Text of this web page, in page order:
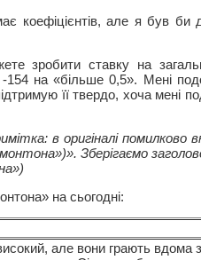
коефіцієнтів, але я був би
зробити ставку на
154 на «більше 0,5». Мені
її твердо, хоча мені
в оригіналі помилково
Зберігаємо
на сьогодні:
але вони грають вдома з